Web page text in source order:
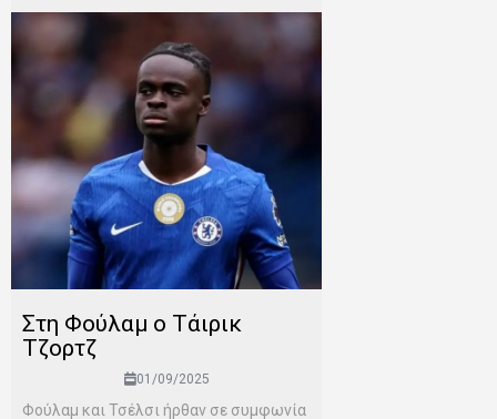
Στη Φούλαμ ο Τάιρικ
Τζορτζ
01/09/2025
Φούλαμ και Τσέλσι ήρθαν σε συμφωνία